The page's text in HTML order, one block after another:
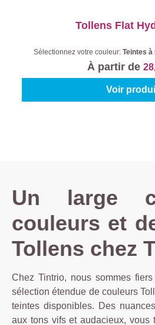
Tollens Flat
Sélectionnez votre couleur: Teintes à
À partir de
Voir
Un large
couleurs et
Tollens chez
Chez Tintrio, nous sommes
sélection étendue de couleurs
teintes disponibles. Des
aux tons vifs et audacieux, vous